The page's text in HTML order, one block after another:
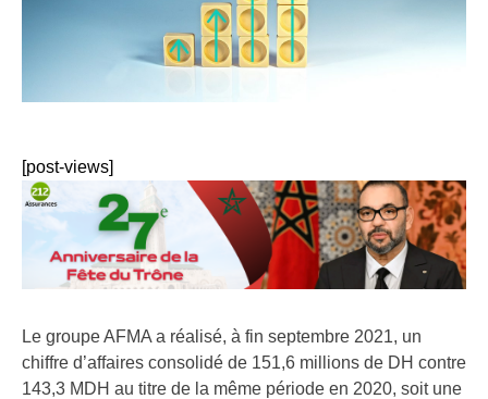
[post-views]
Le groupe AFMA a réalisé, à fin septembre 2021, un
chiffre d’affaires consolidé de 151,6 millions de DH contre
143,3 MDH au titre de la même période en 2020, soit une